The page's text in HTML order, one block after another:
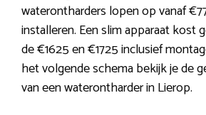
waterontharders lopen op vanaf
installeren. Een slim apparaat kost
de €1625 en €1725 inclusief
het volgende schema bekijk je de
van een waterontharder in Lierop.